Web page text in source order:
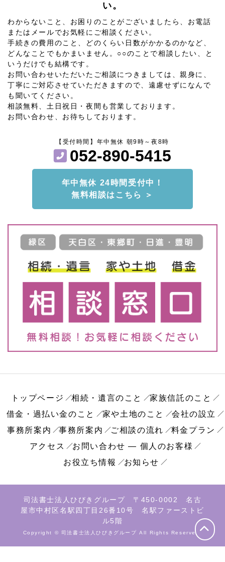
い。
わからないこと、お困りのことがございましたら、お電話
またはメールでお気軽にご相談ください。
手続きの費用のこと、どのくらい日数がかかるのかなど、
どんなことでもかまいません。○○のことで相談したい、と
いうだけでも結構です。
お問い合わせいただいたご相談につきましては、親身に、
丁寧にご対応させていただきますので、遠慮せずになんで
も聞いてください。
相談無料、土日祝日・夜間も営業しております。
お問い合わせ、お待ちしております。
【受付時間】年中無休 朝9時～夜8時
052-890-5415
年中無休 24時間受付中！
無料相談はこちら ＞
トップページ 相続・遺言のこと
家族信託のこと
借金・過払い金のこと
家や土地のこと
会社の設立
事務所案内
事務所案内 ご相談の流れ
料金プラン
アクセス
お問い合わせ ― 個人のお客様
お役立ち情報
お知らせ
司法書士法人ひびきグループ 〒450-0002 名古
屋市中村区名駅四丁目26番10号 名駅ファーストビ
ル5階
Copyright © 司法書士法人ひびきグループ All Rights Reserved.